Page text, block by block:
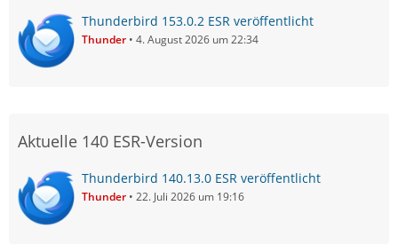
Thunderbird 153.0.2 ESR veröffentlicht
Thunder 4. August 2026 um 22:34
Aktuelle 140 ESR-Version
Thunderbird 140.13.0 ESR veröffentlicht
Thunder 22. Juli 2026 um 19:16